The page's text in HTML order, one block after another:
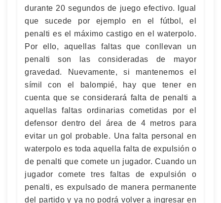
durante 20 segundos de juego efectivo. Igual
que sucede por ejemplo en el fútbol, el
penalti es el máximo castigo en el waterpolo.
Por ello, aquellas faltas que conllevan un
penalti son las consideradas de mayor
gravedad. Nuevamente, si mantenemos el
símil con el balompié, hay que tener en
cuenta que se considerará falta de penalti a
aquellas faltas ordinarias cometidas por el
defensor dentro del área de 4 metros para
evitar un gol probable. Una falta personal en
waterpolo es toda aquella falta de expulsión o
de penalti que comete un jugador. Cuando un
jugador comete tres faltas de expulsión o
penalti, es expulsado de manera permanente
del partido y ya no podrá volver a ingresar en